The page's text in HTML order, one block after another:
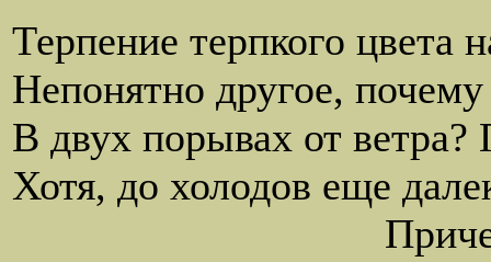
Терпение терпкого цвета
Непонятно другое,
В двух порывах от ветра?
Хотя, до холодов еще
Причем не